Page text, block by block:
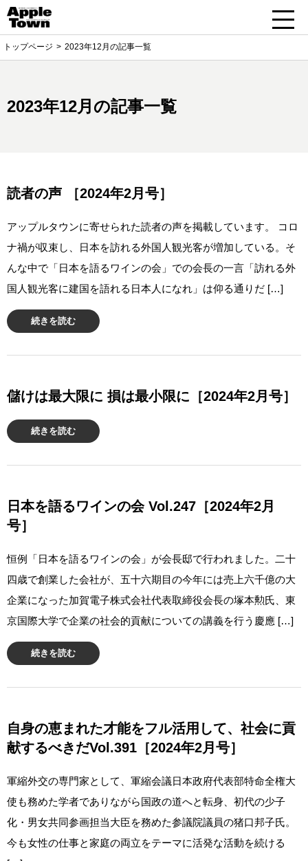
トップページ 2023年12月の記事一覧
2023年12月の記事一覧
読者の声 ［2024年2月号］
アップルタウンに寄せられた読者の声を掲載しています。 コロ
ナ禍が収束し、日本を訪れる外国人観光客が増加している。そ
んな中で「日本を語るワインの会」での会長の一言「訪れる外
国人観光客に建国を語れる日本人になれ」は仰る通りだ […]
続きを読む
儲けは最大限に 損は最小限に［2024年2月号］
続きを読む
日本を語るワインの会 Vol.247［2024年2月
号］
恒例「日本を語るワインの会」が会長邸で行われました。二十
四歳で創業した会社が、五十六期目の今年には売上六千億の大
企業になった加賀電子株式会社代表取締役会長の塚本勲氏、東
京国際大学で企業の社会的貢献についての講義を行う慶應 […]
続きを読む
自身の恵まれた才能をフル活用して、社会に貢
献するべきだVol.391［2024年2月号］
軍縮外交の専門家として、軍縮会議日本政府代表部特命全権大
使も務めた学者でありながら国政の道へと転身、初代の少子
化・男女共同参画担当大臣を務めた参議院議員の猪口邦子氏。
今も女性の仕事と家庭の両立をテーマに活発な活動を続ける